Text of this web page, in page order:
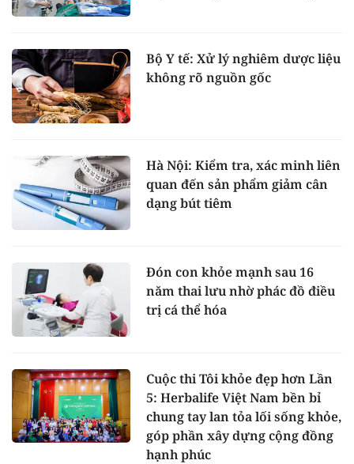
Bộ Y tế: Xử lý nghiêm dược liệu
không rõ nguồn gốc
Hà Nội: Kiểm tra, xác minh liên
quan đến sản phẩm giảm cân
dạng bút tiêm
Đón con khỏe mạnh sau 16
năm thai lưu nhờ phác đồ điều
trị cá thể hóa
Cuộc thi Tôi khỏe đẹp hơn Lần
5: Herbalife Việt Nam bền bỉ
chung tay lan tỏa lối sống khỏe,
góp phần xây dựng cộng đồng
hạnh phúc